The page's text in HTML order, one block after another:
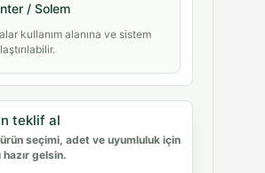
/ Solem
kullanım alanına ve sistem
teklif al
ürün seçimi, adet ve uyumluluk için
gelsin.